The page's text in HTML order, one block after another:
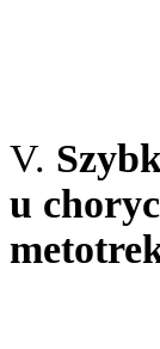
V.
u